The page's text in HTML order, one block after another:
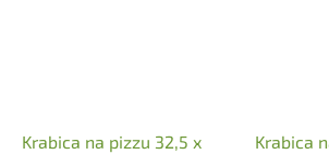
Krabica na pizzu 32,5 x
Krabica